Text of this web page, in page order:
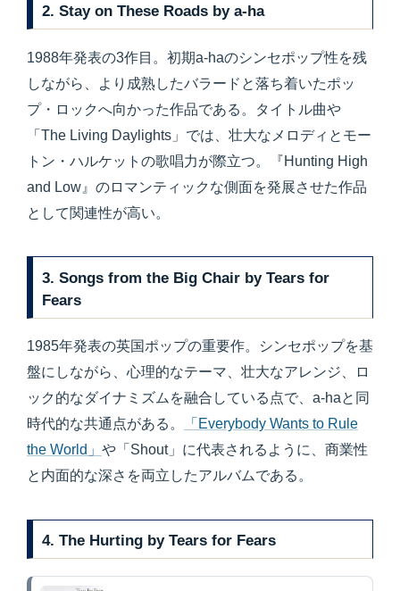
2. Stay on These Roads by a-ha
1988年発表の3作目。初期a-haのシンセポップ性を残
しながら、より成熟したバラードと落ち着いたポッ
プ・ロックへ向かった作品である。タイトル曲や
「The Living Daylights」では、壮大なメロディとモー
トン・ハルケットの歌唱力が際立つ。『Hunting High
and Low』のロマンティックな側面を発展させた作品
として関連性が高い。
3. Songs from the Big Chair by Tears for
Fears
1985年発表の英国ポップの重要作。シンセポップを基
盤にしながら、心理的なテーマ、壮大なアレンジ、ロ
ック的なダイナミズムを融合している点で、a-haと同
時代的な共通点がある。
「Everybody Wants to Rule
the World」 や「Shout」に代表されるように、商業性
と内面的な深さを両立したアルバムである。
4. The Hurting by Tears for Fears